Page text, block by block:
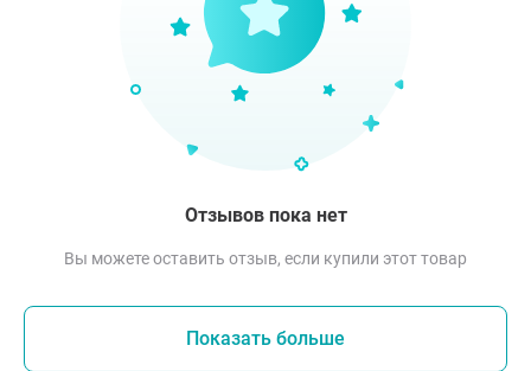
Отзывов пока нет
Вы можете оставить отзыв, если купили этот товар
Показать больше